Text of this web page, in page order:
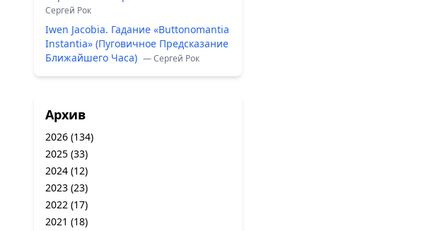
Сергей Рок
Iwen Jacobia. Гадание «Buttonomantia
Instantia» (Пуговичное Предсказание
Ближайшего Часа) — Сергей Рок
Архив
2026 (134)
2025 (33)
2024 (12)
2023 (23)
2022 (17)
2021 (18)